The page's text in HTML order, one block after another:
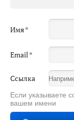
Имя*
Email*
Ссылка
Если указываете
вашем имени